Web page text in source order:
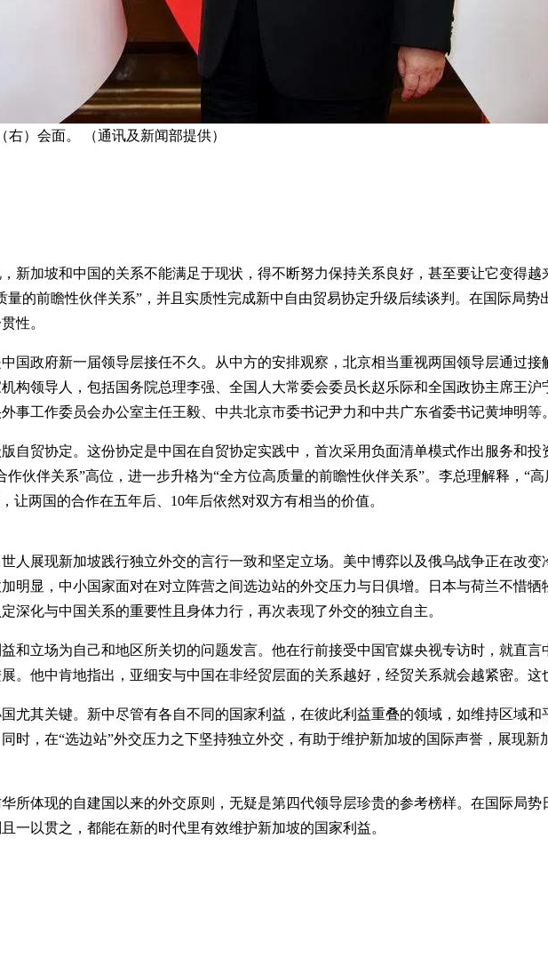
）会面。 （通讯及新闻部提供）
新加坡和中国的关系不能满足于现状，得不断努力保持关系良好，甚至要让它变得
的前瞻性伙伴关系”，并且实质性完成新中自由贸易协定升级后续谈判。在国际局
性。
国政府新一届领导层接任不久。从中方的安排观察，北京相当重视两国领导层通过
构领导人，包括国务院总理李强、全国人大常委会委员长赵乐际和全国政协主席王
事工作委员会办公室主任王毅、中共北京市委书记尹力和中共广东省委书记黄坤明等。
自贸协定。这份协定是中国在自贸协定实践中，首次采用负面清单模式作出服务和
伙伴关系”高位，进一步升格为“全方位高质量的前瞻性伙伴关系”。李总理解释，“
让两国的合作在五年后、10年后依然对双方有相当的价值。
人展现新加坡践行独立外交的言行一致和坚定立场。美中博弈以及俄乌战争正在改
明显，中小国家面对在对立阵营之间选边站的外交压力与日俱增。日本与荷兰不惜
深化与中国关系的重要性且身体力行，再次表现了外交的独立自主。
和立场为自己和地区所关切的问题发言。他在行前接受中国官媒央视专访时，就直
他中肯地指出，亚细安与中国在非经贸层面的关系越好，经贸关系就会越紧密。这
尤其关键。新中尽管有各自不同的国家利益，在彼此利益重叠的领域，如维持区域
时，在“选边站”外交压力之下坚持独立外交，有助于维护新加坡的国际声誉，展现
所体现的自建国以来的外交原则，无疑是第四代领导层珍贵的参考榜样。在国际局
一以贯之，都能在新的时代里有效维护新加坡的国家利益。